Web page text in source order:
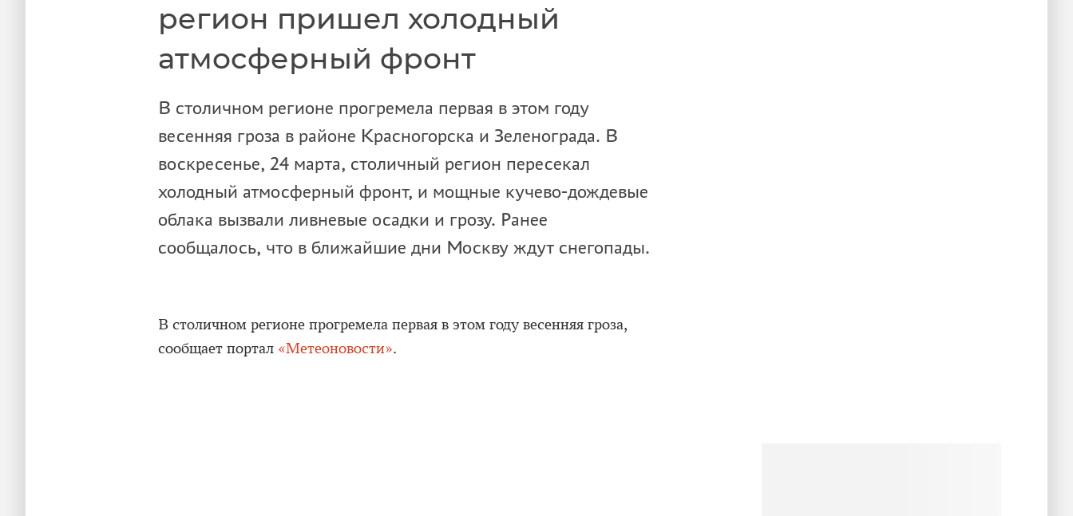
регион пришел холодный
атмосферный фронт
В столичном регионе прогремела первая в этом году
весенняя гроза в районе Красногорска и Зеленограда. В
воскресенье, 24 марта, столичный регион пересекал
холодный атмосферный фронт, и мощные кучево-дождевые
облака вызвали ливневые осадки и грозу. Ранее
сообщалось, что в ближайшие дни Москву ждут снегопады.
В столичном регионе прогремела первая в этом году весенняя гроза,
сообщает портал «Метеоновости».